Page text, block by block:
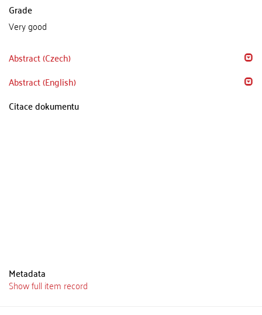
Grade
Very good
Abstract (Czech)
Abstract (English)
Citace dokumentu
Metadata
Show full item record